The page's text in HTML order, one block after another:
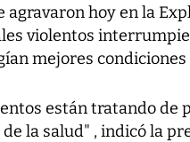
agravaron hoy en la
violentos
mejores
están tratando
la salud" , indicó la